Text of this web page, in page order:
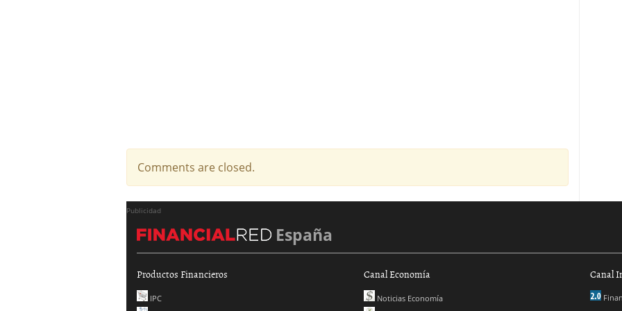
Comments are closed.
Publicidad
España
Productos Financieros
IPC
Canal Economía
Noticias Economía
Canal